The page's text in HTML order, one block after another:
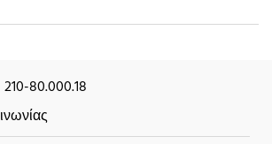
210-80.000.18